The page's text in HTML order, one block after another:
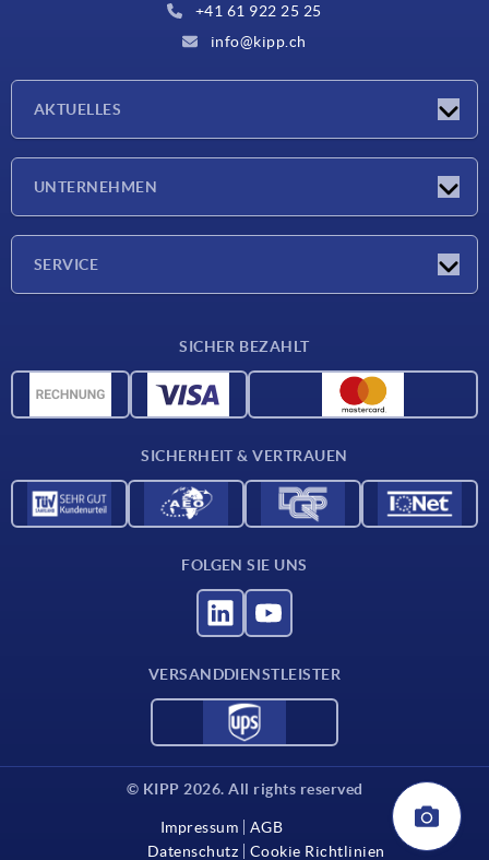
+41 61 922 25 25
info@kipp.ch
AKTUELLES
UNTERNEHMEN
SERVICE
CAD-Daten
SICHER BEZAHLT
SICHERHEIT & VERTRAUEN
FOLGEN SIE UNS
VERSANDDIENSTLEISTER
© KIPP 2026. All rights reserved
Impressum
AGB
Datenschutz
Cookie Richtlinien